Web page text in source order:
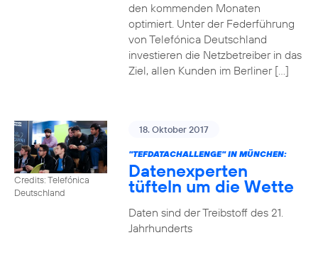
den kommenden Monaten
optimiert. Unter der Federführung
von Telefónica Deutschland
investieren die Netzbetreiber in das
Ziel, allen Kunden im Berliner […]
Credits: Telefónica
Deutschland
18. Oktober 2017
"TEFDATACHALLENGE" IN MÜNCHEN:
Datenexperten
tüfteln um die Wette
Daten sind der Treibstoff des 21.
Jahrhunderts